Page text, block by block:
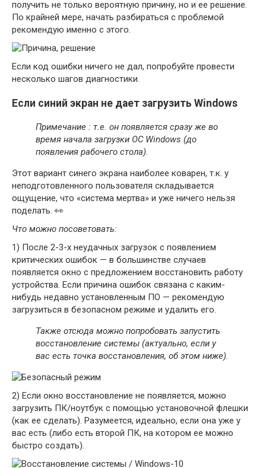
получить не только вероятную причину, но и ее решение.
По крайней мере, начать разбираться с проблемой
рекомендую именно с этого.
Если код ошибки ничего не дал, попробуйте провести
несколько шагов диагностики.
Если синий экран не дает загрузить Windows
Примечание : т.е. он появляется сразу же во
время начала загрузки ОС Windows (до
появления рабочего стола).
Этот вариант синего экрана наиболее коварен, т.к. у
неподготовленного пользователя складывается
ощущение, что «система мертва» и уже ничего нельзя
поделать. 👀
Что можно посоветовать:
1) После 2-3-х неудачных загрузок с появлением
критических ошибок — в большинстве случаев
появляется окно с предложением восстановить работу
устройства. Если причина ошибок связана с каким-
нибудь недавно установленным ПО — рекомендую
загрузиться в безопасном режиме и удалить его.
Также отсюда можно попробовать запустить
восстановление системы (актуально, если у
вас есть точка восстановления, об этом ниже).
2) Если окно восстановление не появляется, можно
загрузить ПК/ноутбук с помощью установочной флешки
(как ее сделать). Разумеется, идеально, если она уже у
вас есть (либо есть второй ПК, на котором ее можно
быстро создать).